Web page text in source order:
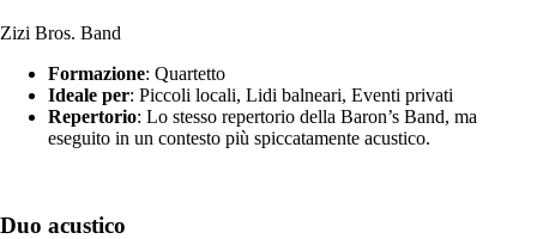
Zizi Bros. Band
Formazione: Quartetto
Ideale per: Piccoli locali, Lidi balneari, Eventi privati
Repertorio: Lo stesso repertorio della Baron’s Band, ma
eseguito in un contesto più spiccatamente acustico.
Duo acustico